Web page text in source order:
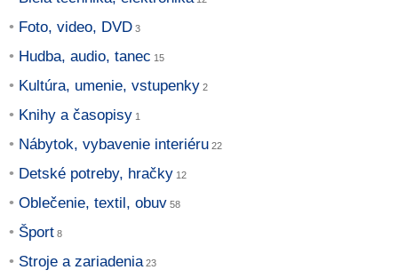
Foto, video, DVD
Hudba, audio, tanec
Kultúra, umenie, vstupenky
Knihy a časopisy
Nábytok, vybavenie interiéru
Detské potreby, hračky
Oblečenie, textil, obuv
Šport
Stroje a zariadenia